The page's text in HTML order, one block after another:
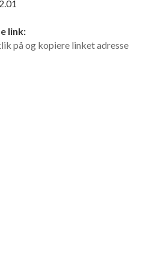
link:
på og kopiere linket adresse